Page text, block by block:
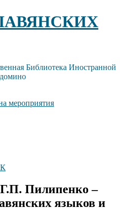
Библиотека Иностранной
мероприятия
Пилипенко –
языков и